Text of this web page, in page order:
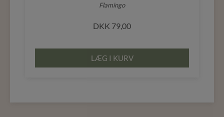
Flamingo
DKK 79,00
LÆG I KURV